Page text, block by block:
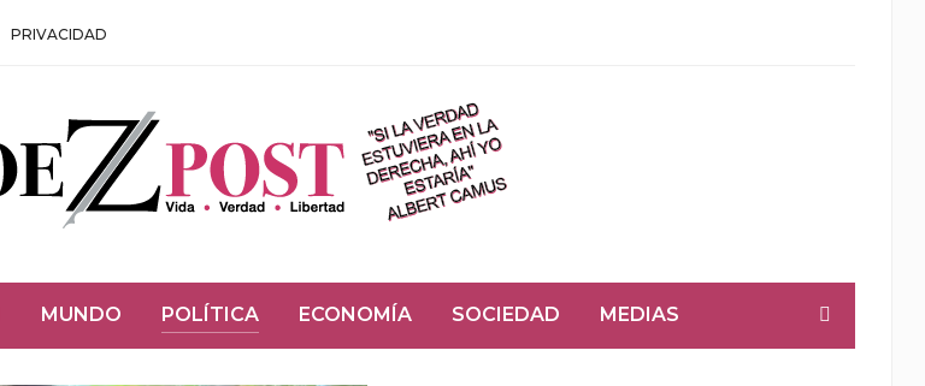
PRIVACIDAD
MUNDO POLÍTICA ECONOMÍA SOCIEDAD MEDIAS